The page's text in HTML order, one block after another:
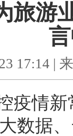
旅游
17:14 |
疫情
数据